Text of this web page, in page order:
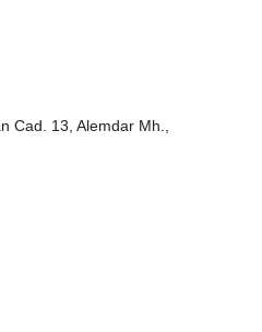
Cad. 13, Alemdar Mh.,